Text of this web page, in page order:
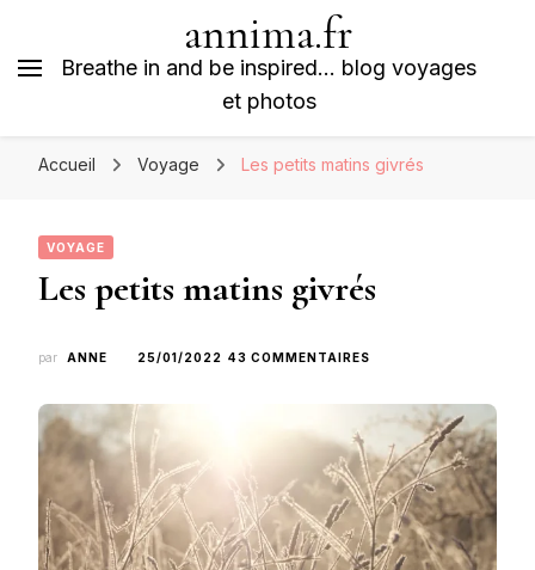
annima.fr
Breathe in and be inspired… blog voyages
et photos
Accueil Voyage Les petits matins givrés
VOYAGE
Les petits matins givrés
par ANNE 25/01/2022 43 COMMENTAIRES
MATINS
GIVRÉS